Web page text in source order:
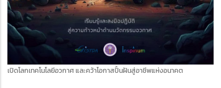
เปิดโลกเทคโนโลยีอวกาศ และคว้าโอกาสปั้นฝันสู่อาชีพแห่งอนาคต